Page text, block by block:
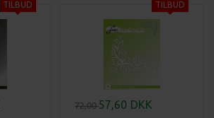
72,0057,60 DKK